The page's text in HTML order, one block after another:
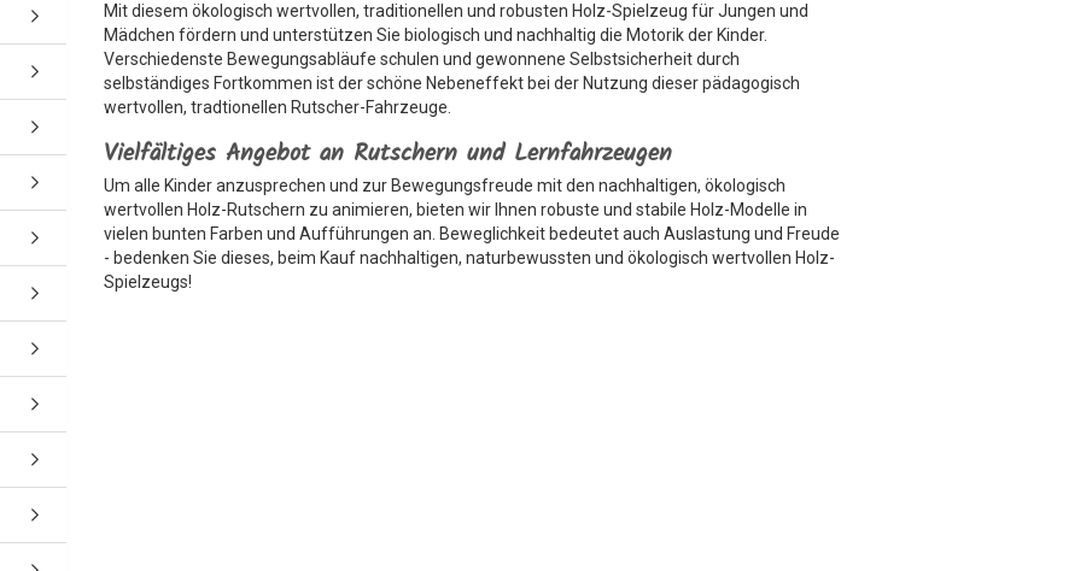
Mit diesem ökologisch wertvollen, traditionellen und robusten Holz-Spielzeug für Jungen und
Mädchen fördern und unterstützen Sie biologisch und nachhaltig die Motorik der Kinder.
Verschiedenste Bewegungsabläufe schulen und gewonnene Selbstsicherheit durch
selbständiges Fortkommen ist der schöne Nebeneffekt bei der Nutzung dieser pädagogisch
wertvollen, tradtionellen Rutscher-Fahrzeuge.
Vielfältiges Angebot an Rutschern und Lernfahrzeugen
Um alle Kinder anzusprechen und zur Bewegungsfreude mit den nachhaltigen, ökologisch
wertvollen Holz-Rutschern zu animieren, bieten wir Ihnen robuste und stabile Holz-Modelle in
vielen bunten Farben und Aufführungen an. Beweglichkeit bedeutet auch Auslastung und Freude
- bedenken Sie dieses, beim Kauf nachhaltigen, naturbewussten und ökologisch wertvollen Holz-
Spielzeugs!